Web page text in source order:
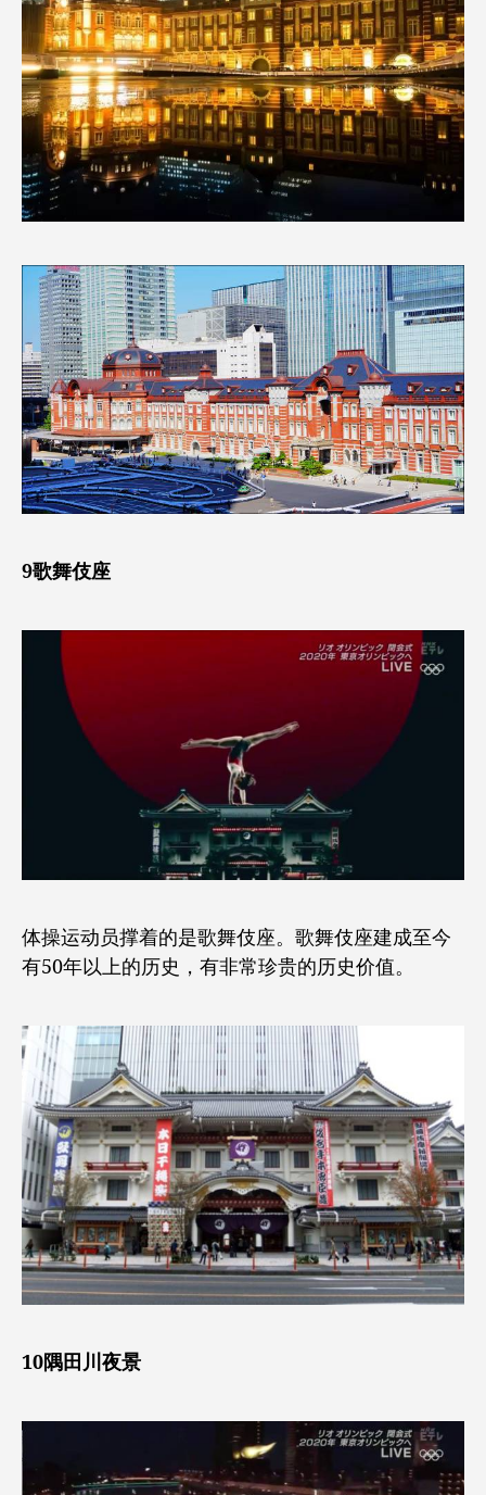
9歌舞伎座
体操运动员撑着的是歌舞伎座。歌舞伎座建成至今
有50年以上的历史，有非常珍贵的历史价值。
10隅田川夜景